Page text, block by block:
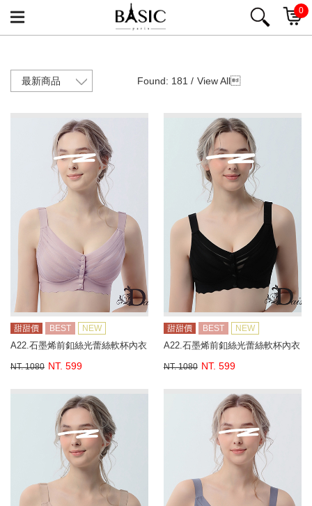
0
Found: 181 / View All
甜甜價 BEST NEW
A22.石墨烯前釦絲光蕾絲軟杯內衣
NT. 1080 NT. 599
甜甜價 BEST NEW
A22.石墨烯前釦絲光蕾絲軟杯內衣
NT. 1080 NT. 599